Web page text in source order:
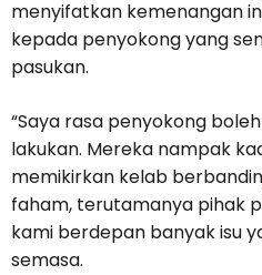
menyifatkan kemenangan
kepada penyokong yang
pasukan.
“Saya rasa penyokong
lakukan. Mereka nampak
memikirkan kelab
faham, terutamanya pihak
kami berdepan banyak isu
semasa.